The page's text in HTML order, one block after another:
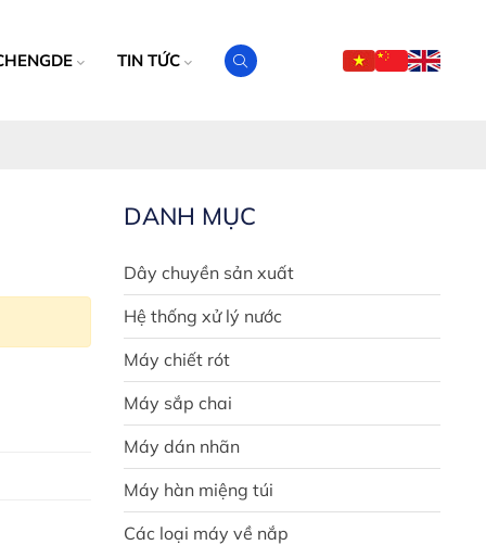
TIN TỨC
DANH MỤC
Dây chuyền sản xuất
Hệ thống xử lý nước
Máy chiết rót
Máy sắp chai
Máy dán nhãn
Máy hàn miệng túi
Các loại máy về nắp